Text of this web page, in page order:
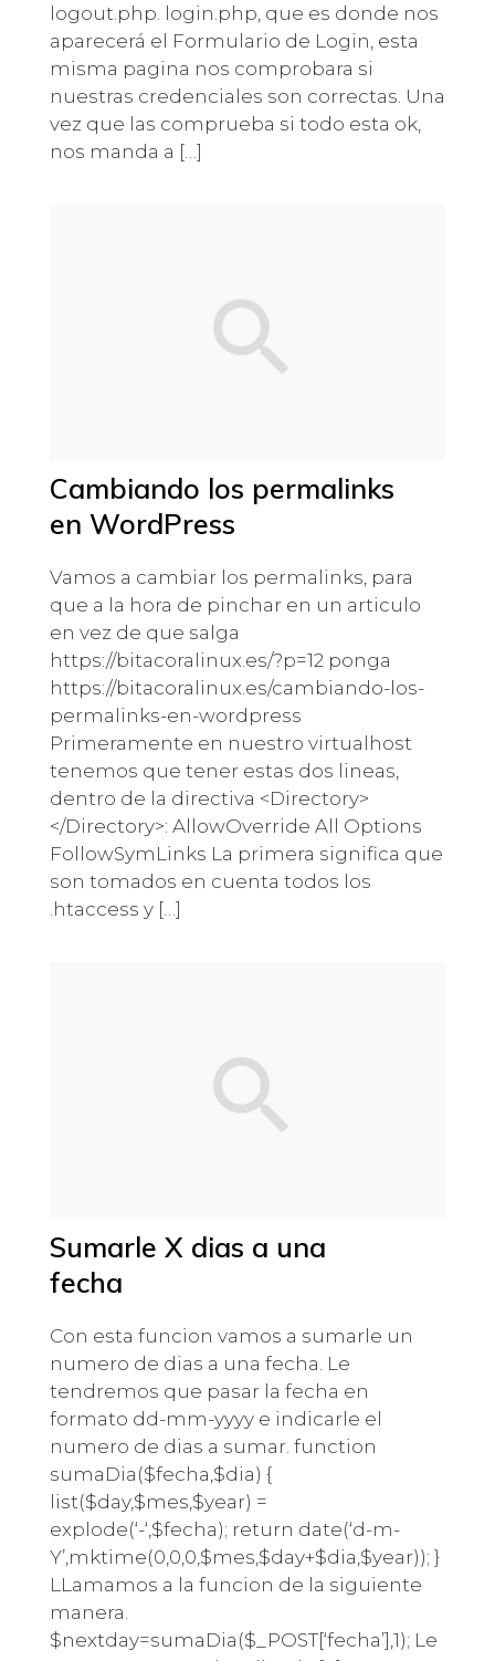
logout.php. login.php, que es donde nos
aparecerá el Formulario de Login, esta
misma pagina nos comprobara si
nuestras credenciales son correctas. Una
vez que las comprueba si todo esta ok,
nos manda a […]
Cambiando los permalinks
en WordPress
Vamos a cambiar los permalinks, para
que a la hora de pinchar en un articulo
en vez de que salga
https://bitacoralinux.es/?p=12 ponga
https://bitacoralinux.es/cambiando-los-
permalinks-en-wordpress
Primeramente en nuestro virtualhost
tenemos que tener estas dos lineas,
dentro de la directiva <Directory>
</Directory>: AllowOverride All Options
FollowSymLinks La primera significa que
son tomados en cuenta todos los
.htaccess y […]
Sumarle X dias a una
fecha
Con esta funcion vamos a sumarle un
numero de dias a una fecha. Le
tendremos que pasar la fecha en
formato dd-mm-yyyy e indicarle el
numero de dias a sumar. function
sumaDia($fecha,$dia) {
list($day,$mes,$year) =
explode(‘-‘,$fecha); return date(‘d-m-
Y’,mktime(0,0,0,$mes,$day+$dia,$year)); }
LLamamos a la funcion de la siguiente
manera.
$nextday=sumaDia($_POST[‘fecha’],1); Le